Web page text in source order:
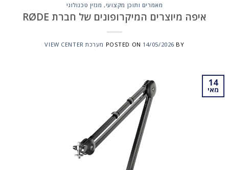
מאמרים ותוכן מקצועי, מגזין טכנולוגי
איפה מיוצרים המיקרופונים של חברת RØDE
POSTED ON 14/05/2026 BY מערכת VIEW CENTER
14
מאי